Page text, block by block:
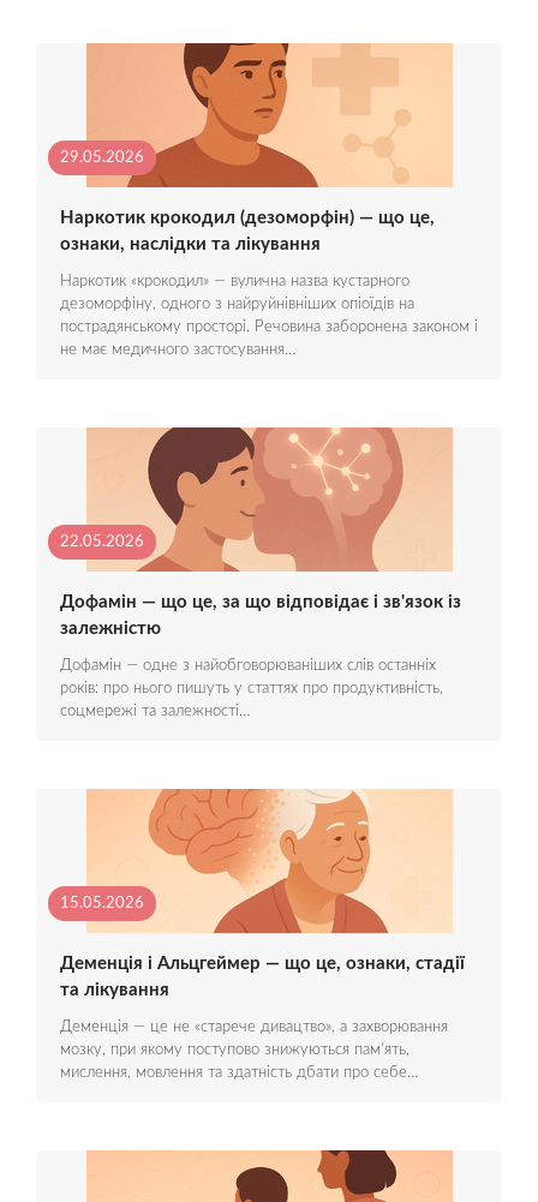
29.05.2026
Наркотик крокодил (дезоморфін) — що це,
ознаки, наслідки та лікування
Наркотик «крокодил» — вулична назва кустарного
дезоморфіну, одного з найруйнівніших опіоїдів на
пострадянському просторі. Речовина заборонена законом і
не має медичного застосування…
22.05.2026
Дофамін — що це, за що відповідає і зв'язок із
залежністю
Дофамін — одне з найобговорюваніших слів останніх
років: про нього пишуть у статтях про продуктивність,
соцмережі та залежності…
15.05.2026
Деменція і Альцгеймер — що це, ознаки, стадії
та лікування
Деменція — це не «старече дивацтво», а захворювання
мозку, при якому поступово знижуються пам'ять,
мислення, мовлення та здатність дбати про себе…